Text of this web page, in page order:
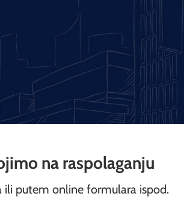
na raspolaganju
putem online formulara ispod.